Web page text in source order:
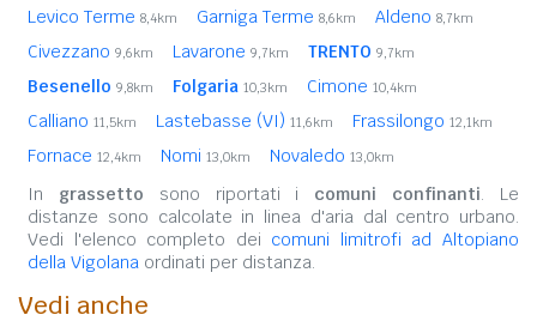
Levico Terme 8,4km Garniga Terme 8,6km Aldeno 8,7km
Civezzano 9,6km Lavarone 9,7km TRENTO 9,7km
Besenello 9,8km Folgaria 10,3km Cimone 10,4km
Calliano 11,5km Lastebasse (VI) 11,6km Frassilongo 12,1km
Fornace 12,4km Nomi 13,0km Novaledo 13,0km
In grassetto sono riportati i comuni confinanti. Le
distanze sono calcolate in linea d'aria dal centro urbano.
Vedi l'elenco completo dei comuni limitrofi ad Altopiano
della Vigolana ordinati per distanza.
Vedi anche